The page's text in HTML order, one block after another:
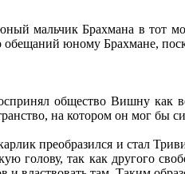
мальчик Брахмана в тот
обещаний юному Брахмане,
общество Вишну как
на котором он мог бы
преобразился и стал
голову, так как другого